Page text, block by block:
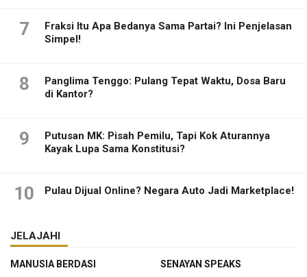
7
Fraksi Itu Apa Bedanya Sama Partai? Ini Penjelasan
Simpel!
8
Panglima Tenggo: Pulang Tepat Waktu, Dosa Baru
di Kantor?
9
Putusan MK: Pisah Pemilu, Tapi Kok Aturannya
Kayak Lupa Sama Konstitusi?
10 Pulau Dijual Online? Negara Auto Jadi Marketplace!
JELAJAHI
MANUSIA BERDASI
SENAYAN SPEAKS